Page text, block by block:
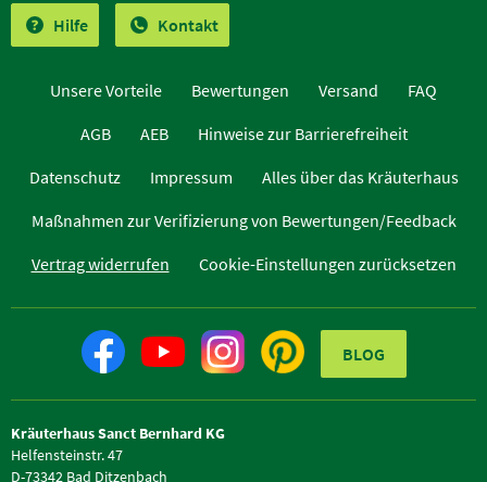
Hilfe Kontakt
Unsere Vorteile Bewertungen Versand
FAQ
AGB
AEB
Hinweise zur Barrierefreiheit
Datenschutz
Impressum
Alles über das Kräuterhaus
Maßnahmen zur Verifizierung von Bewertungen/Feedback
Vertrag widerrufen
Cookie-Einstellungen zurücksetzen
BLOG
Kräuterhaus Sanct Bernhard KG
Helfensteinstr. 47
D-73342 Bad Ditzenbach